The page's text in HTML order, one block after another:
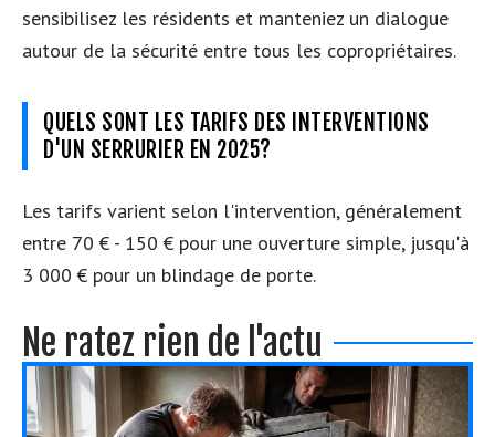
sensibilisez les résidents et manteniez un dialogue
autour de la sécurité entre tous les copropriétaires.
QUELS SONT LES TARIFS DES INTERVENTIONS
D'UN SERRURIER EN 2025?
Les tarifs varient selon l'intervention, généralement
entre 70 € - 150 € pour une ouverture simple, jusqu'à
3 000 € pour un blindage de porte.
Ne ratez rien de l'actu